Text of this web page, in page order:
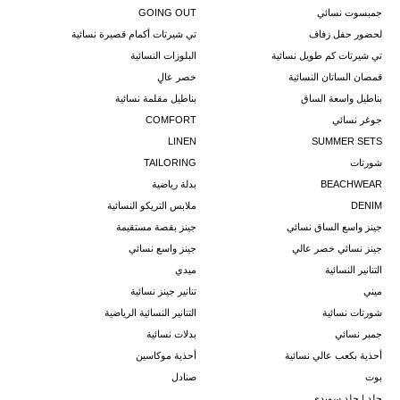
جمبسوت نسائي
GOING OUT
لحضور حفل زفاف
تي شيرتات أكمام قصيرة نسائية
تي شيرتات كم طويل نسائية
البلوزات النسائية
قمصان الساتان النسائية
خصر عالٍ
بناطيل واسعة الساق
بناطيل مقلمة نسائية
جوغر نسائي
COMFORT
SUMMER SETS
LINEN
شورتات
TAILORING
BEACHWEAR
بدلة رياضية
DENIM
ملابس التريكو النسائية
جينز واسع الساق نسائي
جينز بقصة مستقيمة
جينز نسائي خصر عالي
جينز واسع نسائي
التنانير النسائية
ميدي
ميني
تنانير جينز نسائية
شورتات نسائية
التنانير النسائية الرياضية
جمبر نسائي
بدلات نسائية
أحذية بكعب عالي نسائية
أحذية موكاسين
بوت
صنادل